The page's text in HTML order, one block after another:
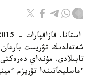
شەتەلدىك تۋريست
تابىلادى. مۇنداي
ءماسليحاتىندا تۋريزم